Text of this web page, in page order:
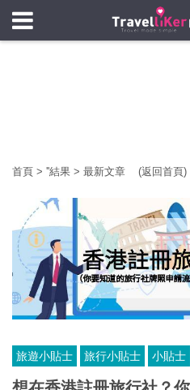
首頁 > ''結果 > 最新文章 (返回首頁)
旅遊小貼士 旅行小貼士 小貼士